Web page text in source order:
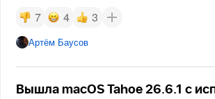
7 4 3
Артём Баусов
Вышла macOS Tahoe 26.6.1 с